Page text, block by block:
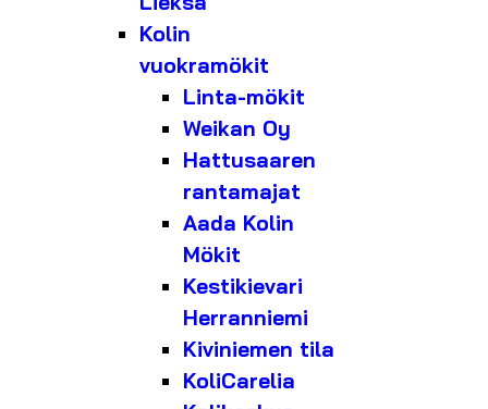
Kolin
vuokramökit
Linta-mökit
Weikan Oy
Hattusaaren
rantamajat
Aada Kolin
Mökit
Kestikievari
Herranniemi
Kiviniemen tila
KoliCarelia